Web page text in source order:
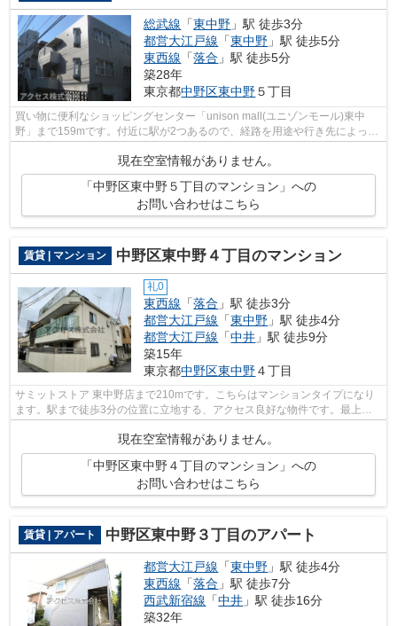
総武線 「東中野 」駅 徒歩3分
都営大江戸線 「東中野 」駅 徒歩5分
東西線 「落合 」駅 徒歩5分
築28年
東京都中野区東中野５丁目
買い物に便利なショッピングセンター「unison mall(ユニゾンモール)東中
野」まで159mです。付近に駅が2つあるので、経路を用途や行き先によって
選べる物件です。2階建てマンションです...
現在空室情報がありません。
「中野区東中野５丁目のマンション」への
お問い合わせはこちら
賃貸 | マンション 中野区東中野４丁目のマンション
礼0
東西線 「落合 」駅 徒歩3分
都営大江戸線 「東中野 」駅 徒歩4分
都営大江戸線 「中井 」駅 徒歩9分
築15年
東京都中野区東中野４丁目
サミットストア 東中野店まで210mです。こちらはマンションタイプになり
ます。駅まで徒歩3分の位置に立地する、アクセス良好な物件です。最上階
現在空室情報がありません。
「中野区東中野４丁目のマンション」への
お問い合わせはこちら
賃貸 | アパート 中野区東中野３丁目のアパート
都営大江戸線 「東中野 」駅 徒歩4分
東西線 「落合 」駅 徒歩7分
西武新宿線 「中井 」駅 徒歩16分
築32年